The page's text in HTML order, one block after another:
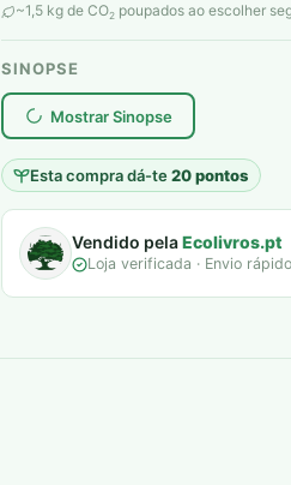
~1,5 kg de CO2 poupados ao escolher
SINOPSE
Mostrar Sinopse
Esta compra dá-te20 pontos
plantar árvores reais
Vendido pelaEcolivros.pt
Loja verificada · Envio rápido